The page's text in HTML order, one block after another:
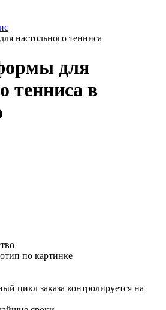
настольного тенниса
для
тенниса в
по картинке
цикл заказа контролируется на